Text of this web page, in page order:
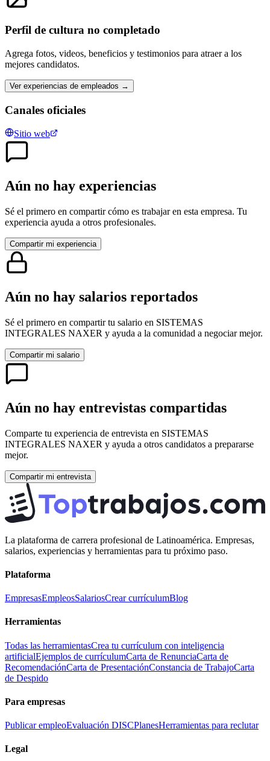
Perfil de cultura no completado
Agrega fotos, videos, beneficios y testimonios para atraer a los
mejores candidatos.
Ver experiencias de empleados →
Canales oficiales
Sitio web
Aún no hay experiencias
Sé el primero en compartir cómo es trabajar en esta empresa. Tu
experiencia ayuda a otros profesionales.
Compartir mi experiencia
Aún no hay salarios reportados
Sé el primero en compartir tu salario en SISTEMAS
INTEGRALES NAXER y ayuda a la comunidad a negociar mejor.
Compartir mi salario
Aún no hay entrevistas compartidas
Comparte tu experiencia de entrevista en SISTEMAS
INTEGRALES NAXER y ayuda a otros candidatos a prepararse
mejor.
Compartir mi entrevista
La plataforma de carrera profesional de Latinoamérica. Empresas,
salarios, experiencias y herramientas para tu próximo paso.
Plataforma
EmpresasEmpleosSalariosCrear currículumBlog
Herramientas
Todas las herramientasCrea tu currículum con inteligencia
artificialEjemplos de currículumCarta de RenunciaCarta de
RecomendaciónCarta de PresentaciónConstancia de TrabajoCarta
de Despido
Para empresas
Publicar empleoEvaluación DISCPlanesHerramientas para reclutar
Legal